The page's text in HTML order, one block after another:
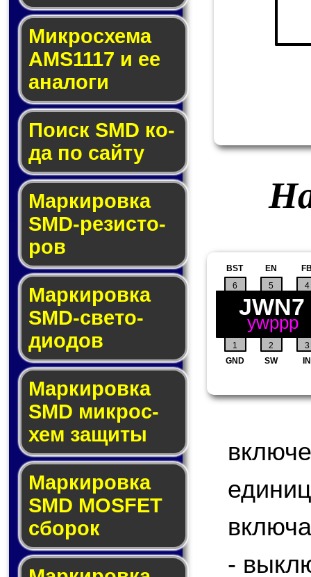
Микросхема
AMS1117 и ее
ана­ло­ги
Поиск SMD ко­
да по сай­ту
Маркировка
SMD-ре­зис­то­
ров
Маркировка
SMD-све­то­
дио­дов
Мар­ки­ров­ка
SMD мик­рос­
хем защиты
Мар­ки­ров­ка
SMD MOSFET
сбо­рок
1 2 3
4
GND SW IN
EN
5
6
BST
JWN7
ywppp
-